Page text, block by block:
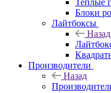
Теплые
Блоки
Лайтбоксы
Назад
Производители
Назад